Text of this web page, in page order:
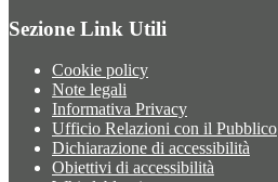
Sezione Link Utili
Cookie policy
Note legali
Informativa Privacy
Ufficio Relazioni con il Pubblico
Dichiarazione di accessibilità
Obiettivi di accessibilità